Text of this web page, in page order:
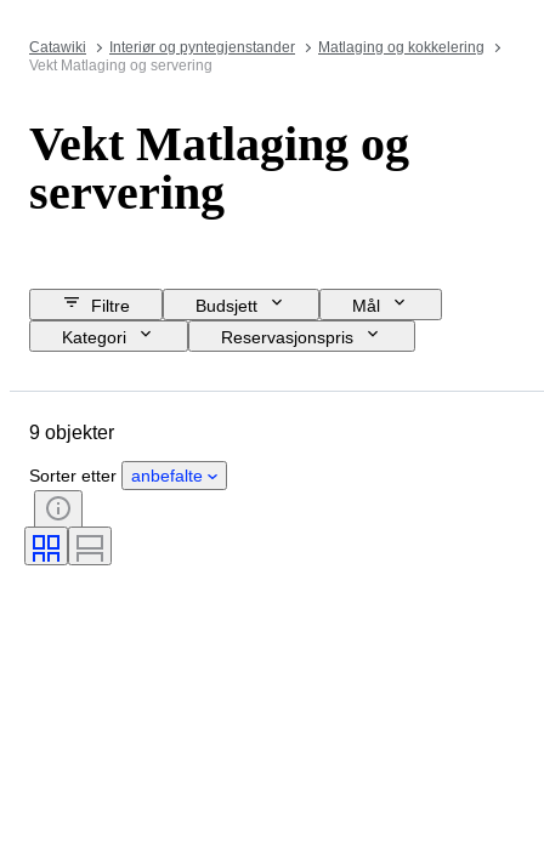
Catawiki Interiør og pyntegjenstander
Matlaging og kokkelering
Vekt Matlaging og servering
Vekt Matlaging og
servering
Filtre Budsjett
Mål
Kategori
Reservasjonspris
Tilstand
Æra
9 objekter
Sorter etter anbefalte